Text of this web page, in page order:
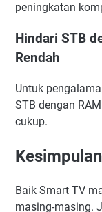
peningkatan
Hindari STB
Rendah
Untuk
STB dengan
cukup.
Kesimpulan
Baik Smart TV
masing-masing.